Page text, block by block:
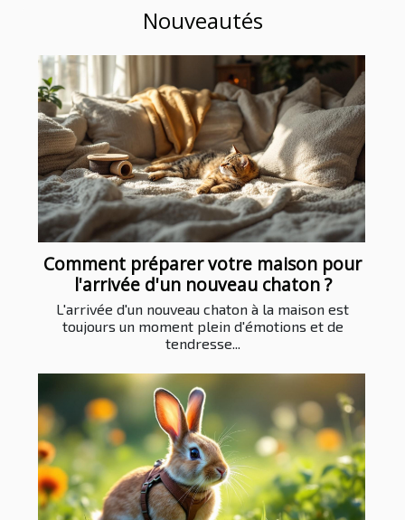
Nouveautés
Comment préparer votre maison pour
l'arrivée d'un nouveau chaton ?
L'arrivée d'un nouveau chaton à la maison est
toujours un moment plein d'émotions et de
tendresse...